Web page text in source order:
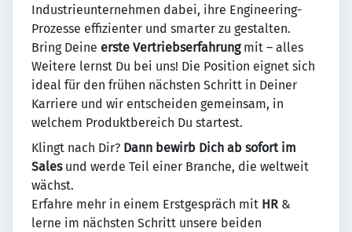
Industrieunternehmen dabei, ihre Engineering-
Prozesse effizienter und smarter zu gestalten.
Bring Deine erste Vertriebserfahrung mit – alles
Weitere lernst Du bei uns! Die Position eignet sich
ideal für den frühen nächsten Schritt in Deiner
Karriere und wir entscheiden gemeinsam, in
welchem Produktbereich Du startest.
Klingt nach Dir? Dann bewirb Dich ab sofort im
Sales und werde Teil einer Branche, die weltweit
wächst.
Erfahre mehr in einem Erstgespräch mit HR &
lerne im nächsten Schritt unsere beiden